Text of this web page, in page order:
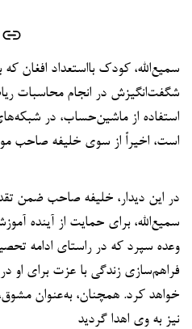
سمیع‌الله، کودک بااستعداد افغان
شگفت‌انگیزش در انجام محاسبات
استفاده از ماشین‌حساب، در
است، اخیراً از سوی خلیفه صاحب
در این دیدار، خلیفه صاحب ضمن
سمیع‌الله، برای حمایت از آینده‌
وعده سپرد که در راستای ادامه‌
فراهم‌سازی زندگی با عزت برای او
خواهد کرد. همچنان، به‌عنوان
نیز به وی اهدا گردید